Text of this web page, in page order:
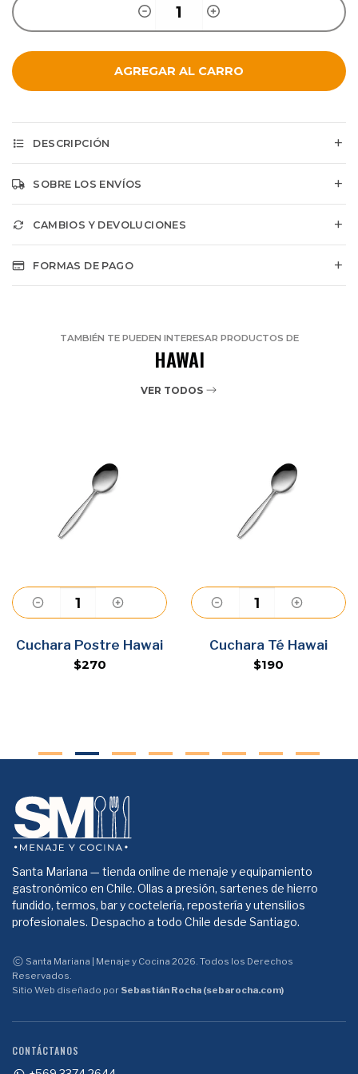
AGREGAR AL CARRO
DESCRIPCIÓN
SOBRE LOS ENVÍOS
CAMBIOS Y DEVOLUCIONES
FORMAS DE PAGO
TAMBIÉN TE PUEDEN INTERESAR PRODUCTOS DE
HAWAI
VER TODOS
Agregar
Cuchara Postre Hawai
$270
Agregar
Cuchara Té Hawai
$190
Santa Mariana — tienda online de menaje y equipamiento
gastronómico en Chile. Ollas a presión, sartenes de hierro
fundido, termos, bar y coctelería, repostería y utensilios
profesionales. Despacho a todo Chile desde Santiago.
Santa Mariana | Menaje y Cocina 2026. Todos los Derechos
Reservados.
Sitio Web diseñado por Sebastián Rocha (sebarocha.com)
CONTÁCTANOS